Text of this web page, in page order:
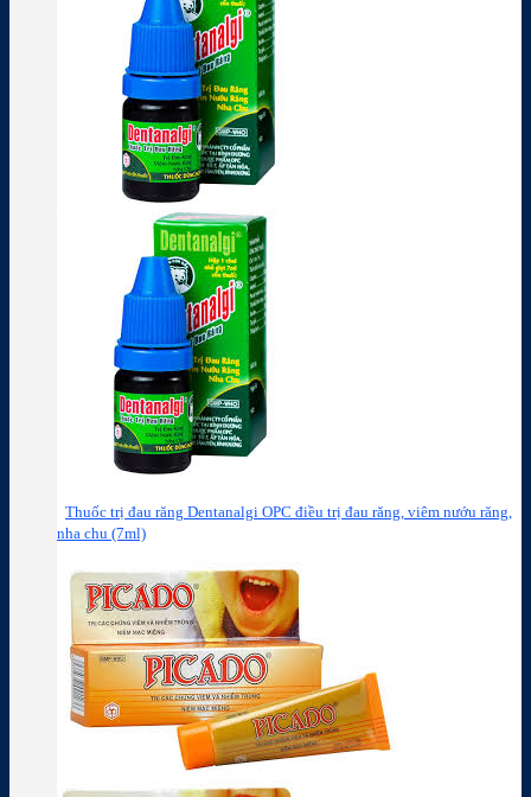
Thuốc trị đau răng Dentanalgi OPC điều trị đau răng, viêm nướu răng,
nha chu (7ml)